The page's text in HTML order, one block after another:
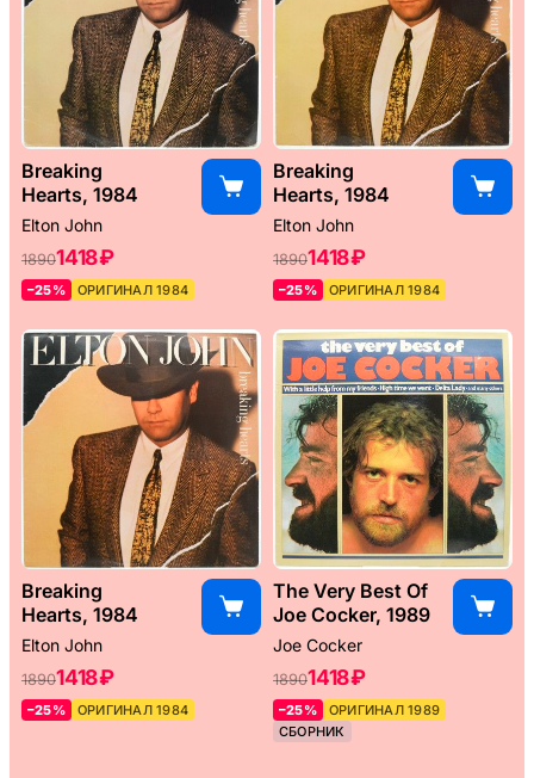
Breaking
Hearts, 1984
Elton John
18901418 ₽
–25% ОРИГИНАЛ 1984
Breaking
Hearts, 1984
Elton John
18901418 ₽
–25% ОРИГИНАЛ 1984
Breaking
Hearts, 1984
Elton John
18901418 ₽
–25% ОРИГИНАЛ 1984
The Very Best Of
Joe Cocker, 1989
Joe Cocker
18901418 ₽
–25%
ОРИГИНАЛ 1989
СБОРНИК